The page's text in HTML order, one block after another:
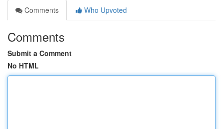
Comments
Who Upvoted
Comments
Submit a Comment
No HTML